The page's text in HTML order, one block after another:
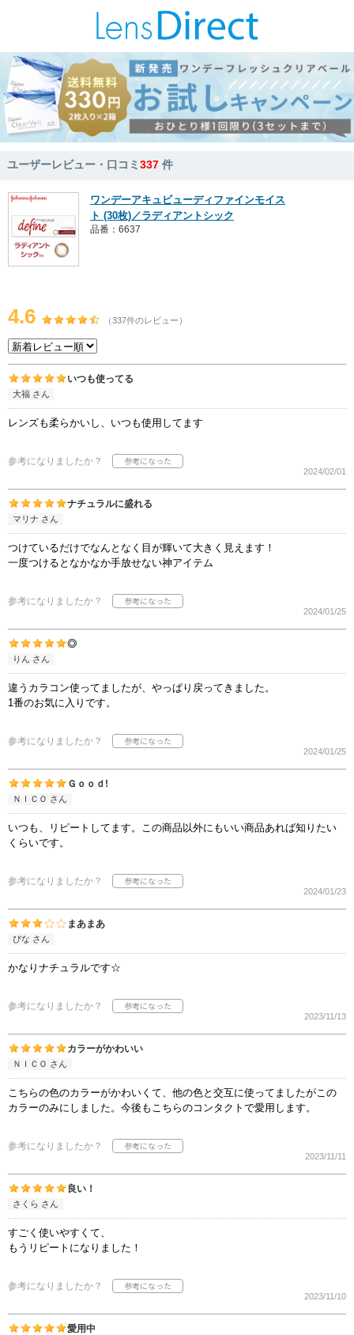
ユーザーレビュー・口コミ337 件
ワンデーアキュビューディファインモイス
ト (30枚)／ラディアントシック
品番：6637
4.6 （337件のレビュー）
いつも使ってる
大福 さん
レンズも柔らかいし、いつも使用してます
参考になりましたか？
2024/02/01
ナチュラルに盛れる
マリナ さん
つけているだけでなんとなく目が輝いて大きく見えます！
一度つけるとなかなか手放せない神アイテム
参考になりましたか？
2024/01/25
◎
りん さん
違うカラコン使ってましたが、やっぱり戻ってきました。
1番のお気に入りです。
参考になりましたか？
2024/01/25
Ｇｏｏｄ!
ＮＩＣＯ さん
いつも、リピートしてます。この商品以外にもいい商品あれば知りたい
くらいです。
参考になりましたか？
2024/01/23
まあまあ
ぴな さん
かなりナチュラルです☆
参考になりましたか？
2023/11/13
カラーがかわいい
ＮＩＣＯ さん
こちらの色のカラーがかわいくて、他の色と交互に使ってましたがこの
カラーのみにしました。今後もこちらのコンタクトで愛用します。
参考になりましたか？
2023/11/11
良い！
さくら さん
すごく使いやすくて、
もうリピートになりました！
参考になりましたか？
2023/11/10
愛用中